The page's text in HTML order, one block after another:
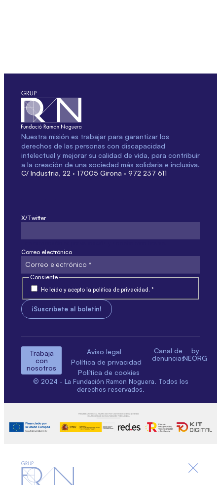
Nuestra misión es trabajar para garantizar los
derechos de las personas con discapacidad
intelectual y mejorar su calidad de vida, para contribuir
a la creación de una sociedad más solidaria e inclusiva.
C/ Industria, 22 · 17005 Girona · 972 237 611
X/Twitter
Correo electrónico
Consiente
He leído y acepto la política de privacidad. *
Trabaja
con
nosotros
Aviso legal
Política de privacidad
Política de cookies
Canal de
denuncias
by
NEORG
© 2024 - La Fundación Ramon Noguera. Todos los
derechos reservados.